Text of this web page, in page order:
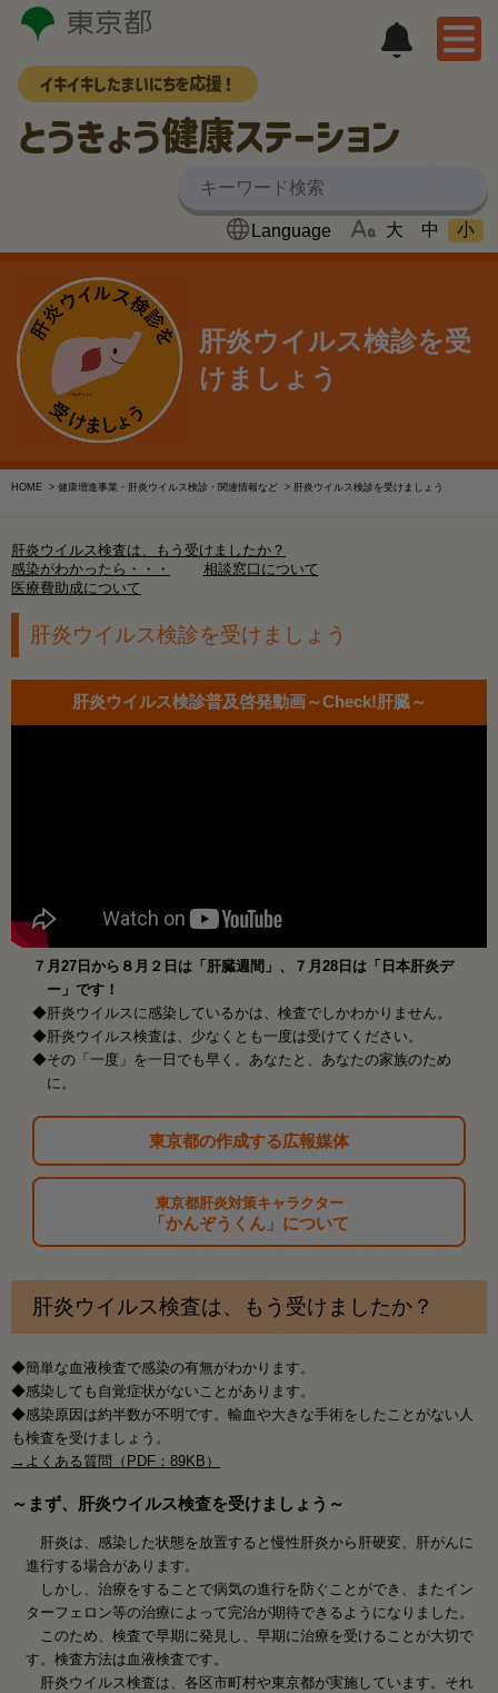
イキイキしたまいにちを応援！
とうきょう健康ステーション
大 中 小
肝炎ウイルス検診を受
けましょう
HOME > 健康増進事業・肝炎ウイルス検診・関連情報など > 肝炎ウイルス検診を受けましょう
肝炎ウイルス検査は、もう受けましたか？
感染がわかったら・・・
相談窓口について
医療費助成について
肝炎ウイルス検診を受けましょう
肝炎ウイルス検診普及啓発動画～Check!肝臓～
７月27日から８月２日は「肝臓週間」、７月28日は「日本肝炎デ
ー」です！
◆肝炎ウイルスに感染しているかは、検査でしかわかりません。
◆肝炎ウイルス検査は、少なくとも一度は受けてください。
◆その「一度」を一日でも早く。あなたと、あなたの家族のため
に。
東京都の作成する広報媒体
東京都肝炎対策キャラクター
「かんぞうくん」について
肝炎ウイルス検査は、もう受けましたか？
◆簡単な血液検査で感染の有無がわかります。
◆感染しても自覚症状がないことがあります。
◆感染原因は約半数が不明です。輸血や大きな手術をしたことがない人
も検査を受けましょう。
→よくある質問（PDF：89KB）
～まず、肝炎ウイルス検査を受けましょう～
肝炎は、感染した状態を放置すると慢性肝炎から肝硬変、肝がんに
進行する場合があります。
しかし、治療をすることで病気の進行を防ぐことができ、またイン
ターフェロン等の治療によって完治が期待できるようになりました。
このため、検査で早期に発見し、早期に治療を受けることが大切で
す。検査方法は血液検査です。
肝炎ウイルス検査は、各区市町村や東京都が実施しています。それ